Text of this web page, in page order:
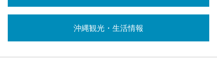
沖縄観光・生活情報